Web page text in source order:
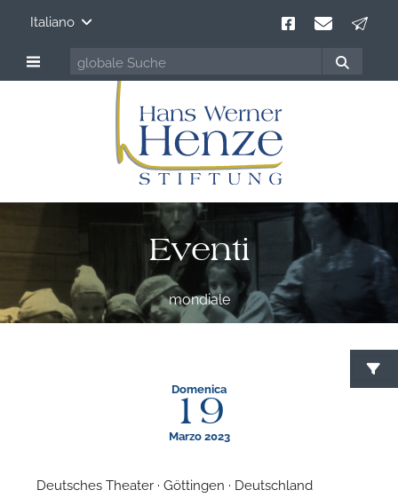
Italiano
Eventi
mondiale
Domenica
19
Marzo 2023
Deutsches Theater · Göttingen · Deutschland